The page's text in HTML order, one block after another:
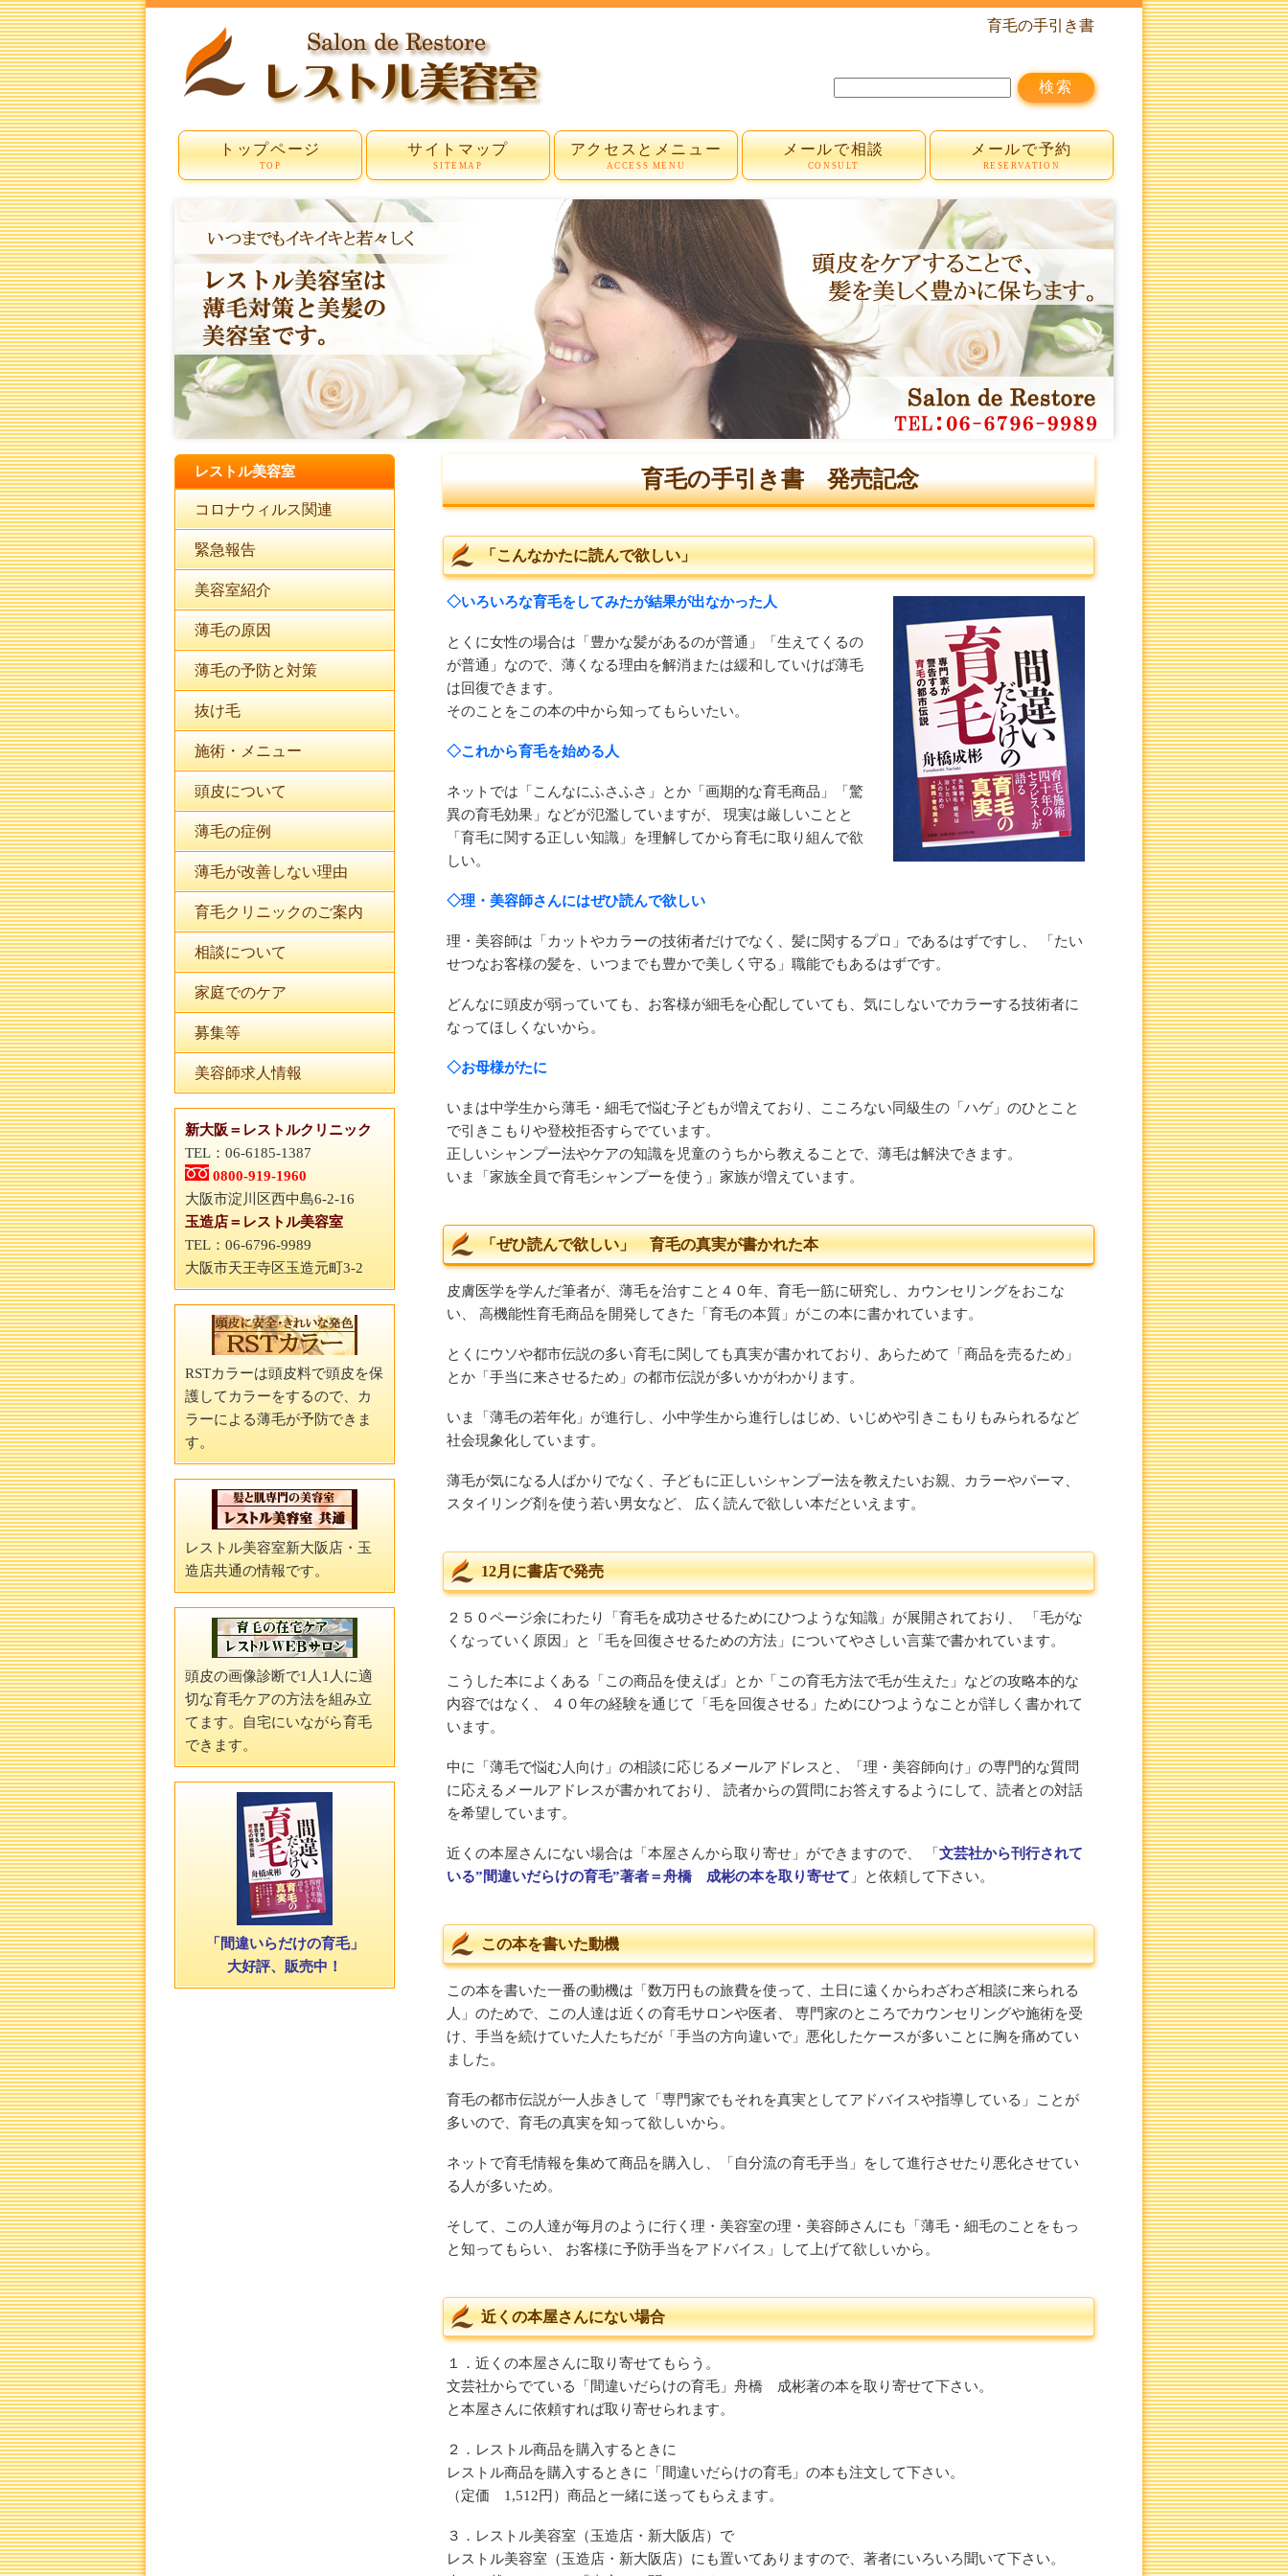
育毛の手引き書
トップページ
TOP
サイトマップ
SITEMAP
アクセスとメニュー
ACCESS MENU
メールで相談
CONSULT
メールで予約
RESERVATION
育毛の手引き書 発売記念
「こんなかたに読んで欲しい」
◇いろいろな育毛をしてみたが結果が出なかった人
とくに女性の場合は「豊かな髪があるのが普通」「生えてくるの
が普通」なので、薄くなる理由を解消または緩和していけば薄毛
は回復できます。
そのことをこの本の中から知ってもらいたい。
◇これから育毛を始める人
ネットでは「こんなにふさふさ」とか「画期的な育毛商品」「驚
異の育毛効果」などが氾濫していますが、 現実は厳しいことと
「育毛に関する正しい知識」を理解してから育毛に取り組んで欲
しい。
◇理・美容師さんにはぜひ読んで欲しい
理・美容師は「カットやカラーの技術者だけでなく、髪に関するプロ」であるはずですし、 「たい
せつなお客様の髪を、いつまでも豊かで美しく守る」職能でもあるはずです。
どんなに頭皮が弱っていても、お客様が細毛を心配していても、気にしないでカラーする技術者に
なってほしくないから。
◇お母様がたに
いまは中学生から薄毛・細毛で悩む子どもが増えており、こころない同級生の「ハゲ」のひとこと
で引きこもりや登校拒否すらでています。
正しいシャンプー法やケアの知識を児童のうちから教えることで、薄毛は解決できます。
いま「家族全員で育毛シャンプーを使う」家族が増えています。
「ぜひ読んで欲しい」 育毛の真実が書かれた本
皮膚医学を学んだ筆者が、薄毛を治すこと４０年、育毛一筋に研究し、カウンセリングをおこな
い、 高機能性育毛商品を開発してきた「育毛の本質」がこの本に書かれています。
とくにウソや都市伝説の多い育毛に関しても真実が書かれており、あらためて「商品を売るため」
とか「手当に来させるため」の都市伝説が多いかがわかります。
いま「薄毛の若年化」が進行し、小中学生から進行しはじめ、いじめや引きこもりもみられるなど
社会現象化しています。
薄毛が気になる人ばかりでなく、子どもに正しいシャンプー法を教えたいお親、カラーやパーマ、
スタイリング剤を使う若い男女など、 広く読んで欲しい本だといえます。
12月に書店で発売
２５０ページ余にわたり「育毛を成功させるためにひつような知識」が展開されており、 「毛がな
くなっていく原因」と「毛を回復させるための方法」についてやさしい言葉で書かれています。
こうした本によくある「この商品を使えば」とか「この育毛方法で毛が生えた」などの攻略本的な
内容ではなく、 ４０年の経験を通じて「毛を回復させる」ためにひつようなことが詳しく書かれて
います。
中に「薄毛で悩む人向け」の相談に応じるメールアドレスと、「理・美容師向け」の専門的な質問
に応えるメールアドレスが書かれており、 読者からの質問にお答えするようにして、読者との対話
を希望しています。
近くの本屋さんにない場合は「本屋さんから取り寄せ」ができますので、 「 文芸社から刊行されて
いる”間違いだらけの育毛”著者＝舟橋 成彬の本を取り寄せて 」と依頼して下さい。
この本を書いた動機
この本を書いた一番の動機は「数万円もの旅費を使って、土日に遠くからわざわざ相談に来られる
人」のためで、この人達は近くの育毛サロンや医者、 専門家のところでカウンセリングや施術を受
け、手当を続けていた人たちだが「手当の方向違いで」悪化したケースが多いことに胸を痛めてい
ました。
育毛の都市伝説が一人歩きして「専門家でもそれを真実としてアドバイスや指導している」ことが
多いので、育毛の真実を知って欲しいから。
ネットで育毛情報を集めて商品を購入し、「自分流の育毛手当」をして進行させたり悪化させてい
る人が多いため。
そして、この人達が毎月のように行く理・美容室の理・美容師さんにも「薄毛・細毛のことをもっ
と知ってもらい、 お客様に予防手当をアドバイス」して上げて欲しいから。
近くの本屋さんにない場合
１．近くの本屋さんに取り寄せてもらう。
文芸社からでている「間違いだらけの育毛」舟橋 成彬著の本を取り寄せて下さい。
と本屋さんに依頼すれば取り寄せられます。
２．レストル商品を購入するときに
レストル商品を購入するときに「間違いだらけの育毛」の本も注文して下さい。
（定価 1,512円）商品と一緒に送ってもらえます。
３．レストル美容室（玉造店・新大阪店）で
レストル美容室（玉造店・新大阪店）にも置いてありますので、著者にいろいろ聞いて下さい。
レストル美容室
コロナウィルス関連
緊急報告
美容室紹介
薄毛の原因
薄毛の予防と対策
抜け毛
施術・メニュー
頭皮について
薄毛の症例
薄毛が改善しない理由
育毛クリニックのご案内
相談について
家庭でのケア
募集等
美容師求人情報
新大阪＝レストルクリニック
TEL：06-6185-1387
0800-919-1960
大阪市淀川区西中島6-2-16
玉造店＝レストル美容室
TEL：06-6796-9989
大阪市天王寺区玉造元町3-2
RSTカラーは頭皮料で頭皮を保
護してカラーをするので、カ
ラーによる薄毛が予防できま
す。
レストル美容室新大阪店・玉
造店共通の情報です。
頭皮の画像診断で1人1人に適
切な育毛ケアの方法を組み立
てます。自宅にいながら育毛
できます。
「間違いらだけの育毛」
大好評、販売中！